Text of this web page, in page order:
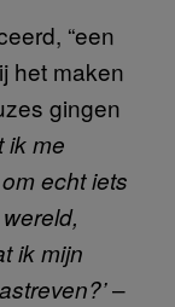
“een
het maken
gingen
ik me
echt iets
ik mijn
–